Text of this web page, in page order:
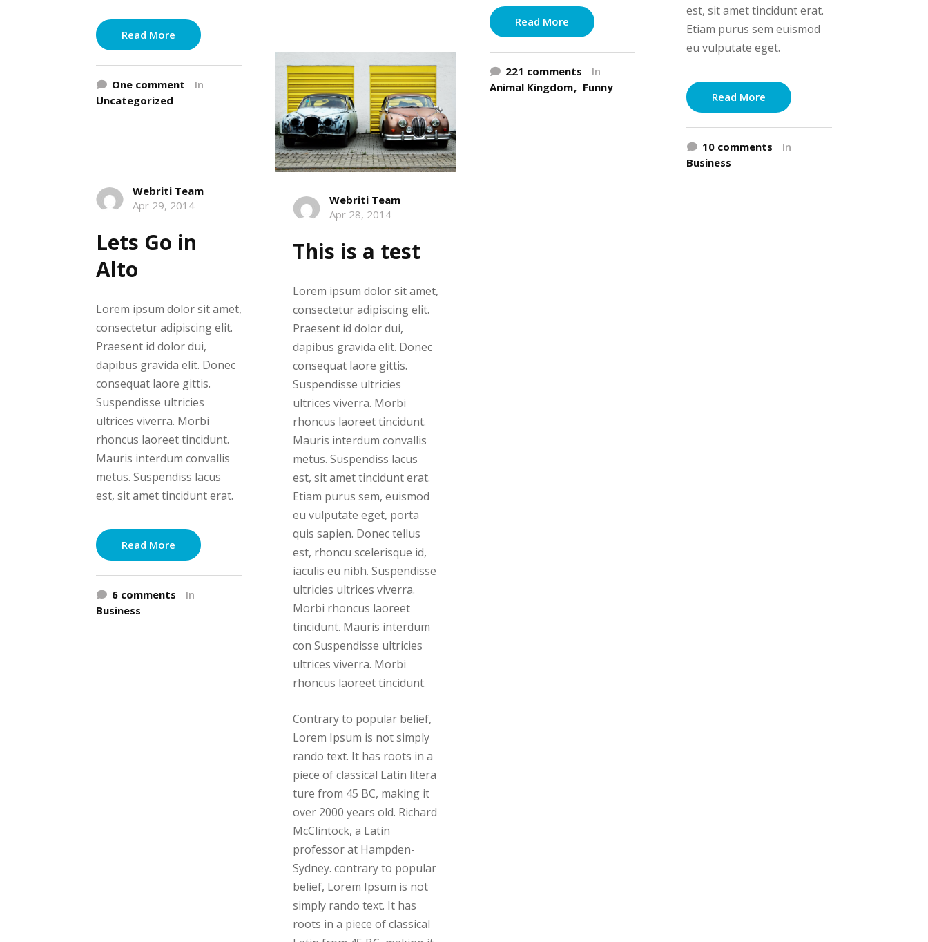
Read More
One comment
In
Uncategorized
Webriti Team
Apr 29, 2014
Lets Go in
Alto
Lorem ipsum dolor sit amet,
consectetur adipiscing elit.
Praesent id dolor dui,
dapibus gravida elit. Donec
consequat laore gittis.
Suspendisse ultricies
ultrices viverra. Morbi
rhoncus laoreet tincidunt.
Mauris interdum convallis
metus. Suspendiss lacus
est, sit amet tincidunt erat.
Read More
6 comments
In
Business
Webriti Team
Apr 28, 2014
This is a test
Lorem ipsum dolor sit amet,
consectetur adipiscing elit.
Praesent id dolor dui,
dapibus gravida elit. Donec
consequat laore gittis.
Suspendisse ultricies
ultrices viverra. Morbi
rhoncus laoreet tincidunt.
Mauris interdum convallis
metus. Suspendiss lacus
est, sit amet tincidunt erat.
Etiam purus sem, euismod
eu vulputate eget, porta
quis sapien. Donec tellus
est, rhoncu scelerisque id,
iaculis eu nibh. Suspendisse
ultricies ultrices viverra.
Morbi rhoncus laoreet
tincidunt. Mauris interdum
con Suspendisse ultricies
ultrices viverra. Morbi
rhoncus laoreet tincidunt.
Contrary to popular belief,
Lorem Ipsum is not simply
rando text. It has roots in a
piece of classical Latin litera
ture from 45 BC, making it
over 2000 years old. Richard
McClintock, a Latin
professor at Hampden-
Sydney. contrary to popular
belief, Lorem Ipsum is not
simply rando text. It has
roots in a piece of classical
Read More
221 comments
In
Animal Kingdom
Funny
est, sit amet tincidunt erat.
Etiam purus sem euismod
eu vulputate eget.
Read More
10 comments
In
Business